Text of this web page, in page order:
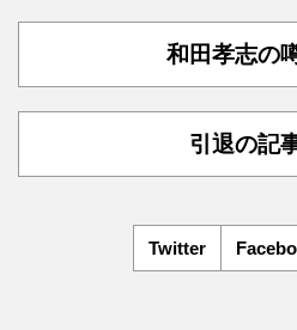
和田孝志の
引退の記
Twitter